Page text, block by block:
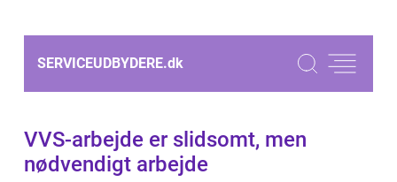
SERVICEUDBYDERE.dk
VVS-arbejde er slidsomt, men
nødvendigt arbejde